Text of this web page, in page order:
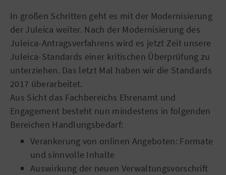
In großen Schritten geht es mit der Modernisierung
der Juleica weiter. Nach der Modernisierung des
Juleica-Antragsverfahrens wird es jetzt Zeit unsere
Juleica-Standards einer kritischen Überprüfung zu
unterziehen. Das letzt Mal haben wir die Standards
2017 überarbeitet.
Aus Sicht das Fachbereichs Ehrenamt und
Engagement besteht nun mindestens in folgenden
Bereichen Handlungsbedarf:
Verankerung von onlinen Angeboten: Formate
und sinnvolle Inhalte
Auswirkung der neuen Verwaltungsvorschrift